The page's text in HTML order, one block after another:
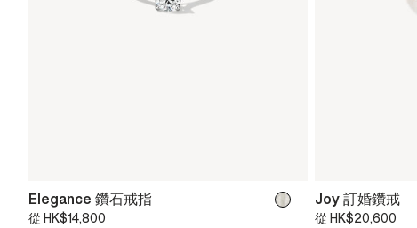
Elegance 鑽石戒指
從 HK$14,800
Joy 訂婚鑽戒
從 HK$20,600